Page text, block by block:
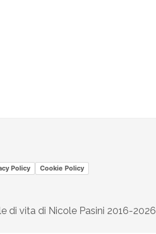
Policy Cookie Policy
di vita di Nicole Pasini 2016-2026